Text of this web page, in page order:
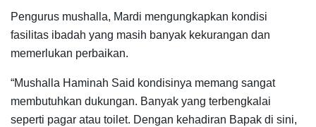
Pengurus mushalla, Mardi mengungkapkan kondisi
fasilitas ibadah yang masih banyak kekurangan dan
memerlukan perbaikan.
“Mushalla Haminah Said kondisinya memang sangat
membutuhkan dukungan. Banyak yang terbengkalai
seperti pagar atau toilet. Dengan kehadiran Bapak di sini,